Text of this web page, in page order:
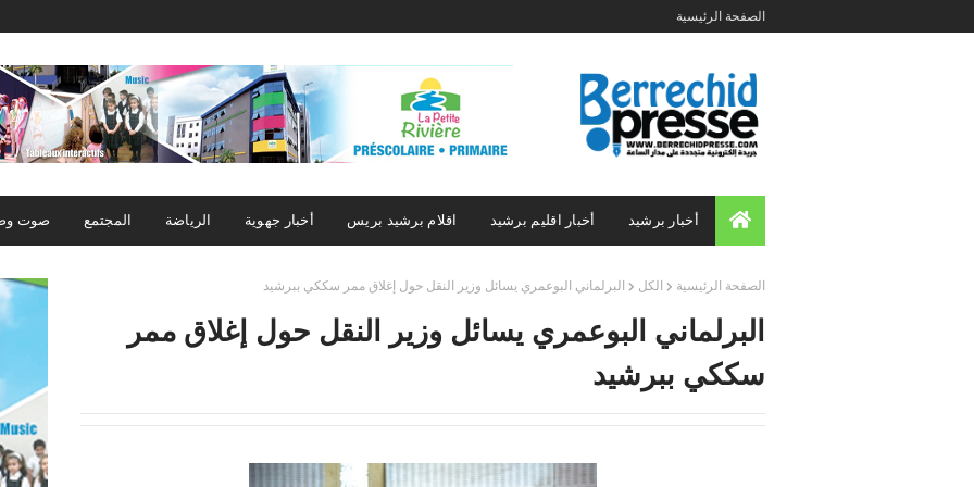
الصفحة الرئيسية
أخبار برشيد أخبار اقليم برشيد اقلام برشيد بريس أخبار جهوية الرياضة المجتمع صوت
الصفحة الرئيسية الكل البرلماني البوعمري يسائل وزير النقل حول إغلاق ممر سككي ببرشيد
البرلماني البوعمري يسائل وزير النقل حول إغلاق ممر
سككي ببرشيد